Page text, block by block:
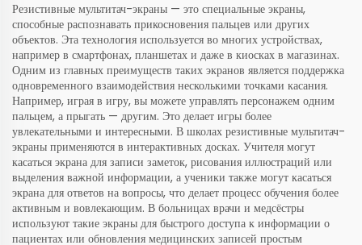
Резистивные мультитач-экраны — это специальные экраны,
способные распознавать прикосновения пальцев или других
объектов. Эта технология используется во многих устройствах,
например в смартфонах, планшетах и даже в киосках в магазинах.
Одним из главных преимуществ таких экранов является поддержка
одновременного взаимодействия несколькими точками касания.
Например, играя в игру, вы можете управлять персонажем одним
пальцем, а прыгать — другим. Это делает игры более
увлекательными и интересными. В школах резистивные мультитач-
экраны применяются в интерактивных досках. Учителя могут
касаться экрана для записи заметок, рисования иллюстраций или
выделения важной информации, а ученики также могут касаться
экрана для ответов на вопросы, что делает процесс обучения более
активным и вовлекающим. В больницах врачи и медсёстры
используют такие экраны для быстрого доступа к информации о
пациентах или обновления медицинских записей простым